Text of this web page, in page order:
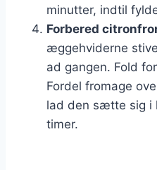
minutter, indtil
Forbered
æggehviderne
ad gangen. Fold
Fordel fromage
lad den sætte sig i
timer.